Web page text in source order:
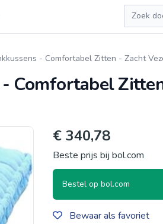
Zoeken
- Comfortabel Zitten - Zacht
Comfortabel
€ 340,78
Beste prijs bij bol.com
Bestel op bol.com
Bewaar als favoriet